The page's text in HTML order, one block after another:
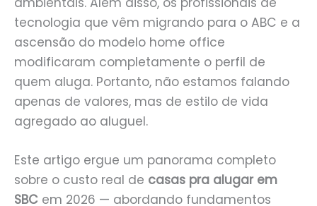
tecnologia que vêm migrando para o ABC e a
ascensão do modelo home office
modificaram completamente o perfil de
quem aluga. Portanto, não estamos falando
apenas de valores, mas de estilo de vida
agregado ao aluguel.
Este artigo ergue um panorama completo
sobre o custo real de casas pra alugar em
SBC em 2026 — abordando fundamentos